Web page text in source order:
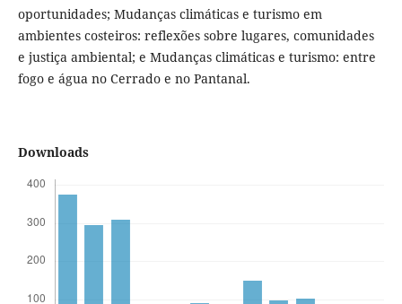
oportunidades; Mudanças climáticas e turismo em
ambientes costeiros: reflexões sobre lugares, comunidades
e justiça ambiental; e Mudanças climáticas e turismo: entre
fogo e água no Cerrado e no Pantanal.
Downloads